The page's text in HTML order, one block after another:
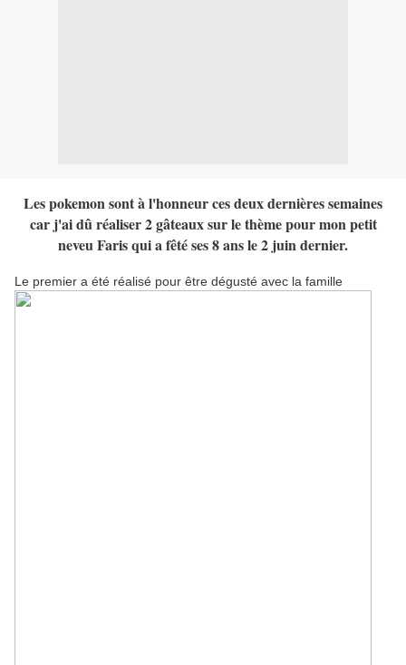
Les pokemon sont à l'honneur ces deux dernières semaines
car j'ai dû réaliser 2 gâteaux sur le thème pour mon petit
neveu Faris qui a fêté ses 8 ans le 2 juin dernier.
Le premier a été réalisé pour être dégusté avec la famille